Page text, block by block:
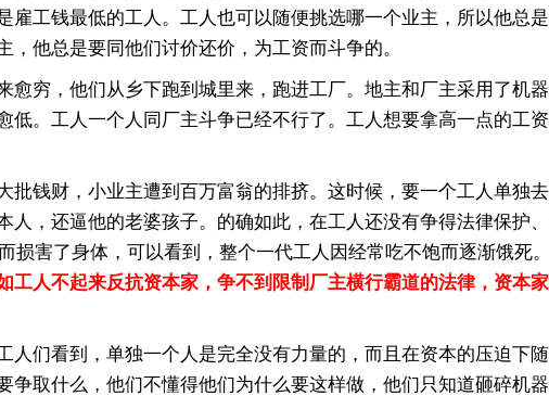
工钱最低的工人。工人也可以随便挑选哪一个业主，所以他总
他总是要同他们讨价还价，为工资而斗争的。
，他们从乡下跑到城里来，跑进工厂。地主和厂主采用了机
。工人一个人同厂主斗争已经不行了。工人想要拿高一点的工
财，小业主遭到百万富翁的排挤。这时候，要一个工人单独
，还逼他的老婆孩子。的确如此，在工人还没有争得法律保护
害了身体，可以看到，整个一代工人因经常吃不饱而逐渐饿死
工人不起来反抗资本家，争不到限制厂主横行霸道的法律，资本
看到，单独一个人是完全没有力量的，而且在资本的压迫下
取什么，他们不懂得他们为什么要这样做，他们只知道砸碎机